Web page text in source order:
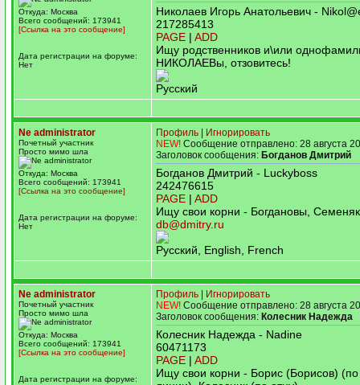
Откуда: Москва
Всего сообщений: 173941
[Ссылка на это сообщение]
Дата регистрации на форуме:
Нет
Николаев Игорь Анатольевич -
217285413
PAGE | ADD
Ищу родственников и\или
НИКОЛАЕВы, отзовитесь!
Русский
Ne administrator
Почетный участник
Просто мимо шла
Откуда: Москва
Всего сообщений: 173941
[Ссылка на это сообщение]
Дата регистрации на форуме:
Нет
Профиль
Игнорировать
NEW! Сообщение отправлено: 28 августа
Заголовок сообщения: Богданов Дмитрий
Богданов Дмитрий - Luckyboss
242476615
PAGE | ADD
Ищу свои корни - Богдановы,
db@dmitry.ru
Русский, English, French
Ne administrator
Почетный участник
Просто мимо шла
Откуда: Москва
Всего сообщений: 173941
[Ссылка на это сообщение]
Дата регистрации на форуме:
Профиль
Игнорировать
NEW! Сообщение отправлено: 28 августа
Заголовок сообщения: Колесник Надежда
Колесник Надежда - Nadine
60471173
PAGE | ADD
Ищу свои корни - Борис (Борисов)